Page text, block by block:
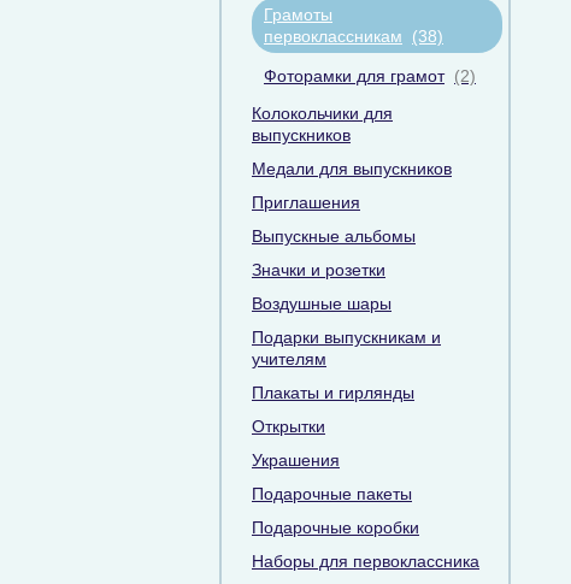
Грамоты
первоклассникам
(38)
Фоторамки для грамот (2)
Колокольчики для
выпускников
Медали для выпускников
Приглашения
Выпускные альбомы
Значки и розетки
Воздушные шары
Подарки выпускникам и
учителям
Плакаты и гирлянды
Открытки
Украшения
Подарочные пакеты
Подарочные коробки
Наборы для первоклассника